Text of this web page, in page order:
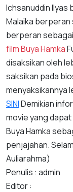
Ichsanuddin Ilyas
Malaika berperan
berperan
film Buya Hamka
disaksikan oleh
saksikan pada
menyaksikannya
SINIDemikian
movie yang
Buya Hamka
penjajahan.
Auliarahma)
Penulis : admin
Editor :